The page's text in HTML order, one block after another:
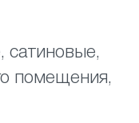
сатиновые,
помещения,